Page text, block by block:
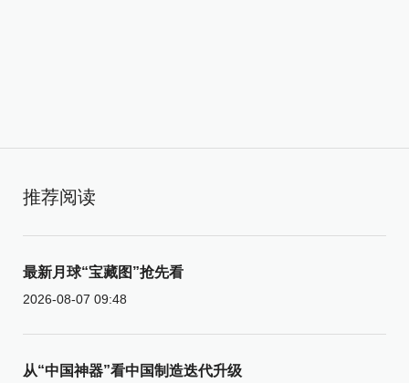
推荐阅读
最新月球“宝藏图”抢先看
2026-08-07 09:48
从“中国神器”看中国制造迭代升级